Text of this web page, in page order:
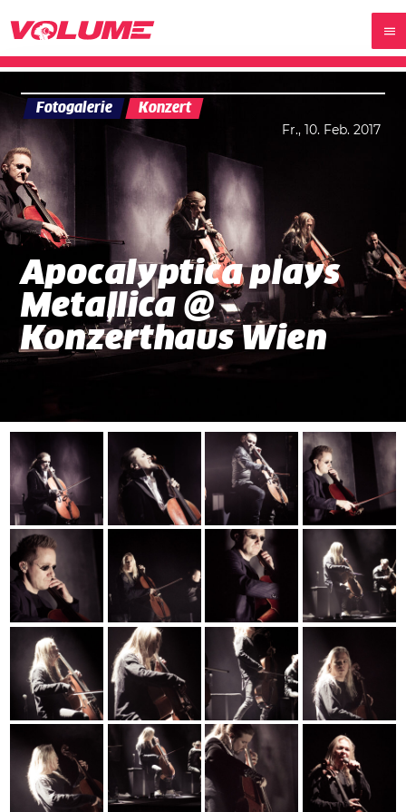
Fotogalerie Konzert
Fr., 10. Feb. 2017
Apocalyptica plays
Metallica @
Konzerthaus Wien